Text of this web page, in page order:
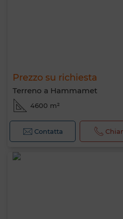
Prezzo su richiesta
Terreno a Hammamet
4600 m²
Contatta